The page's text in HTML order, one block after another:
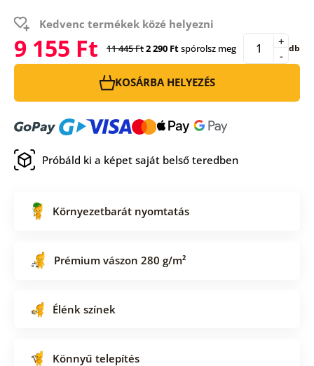
Kedvenc termékek közé helyezni
9 155 Ft 11 445 Ft2 290 Ftspórolsz meg -
+ db
KOSÁRBA HELYEZÉS
Próbáld ki a képet saját belső teredben
Környezetbarát nyomtatás
Prémium vászon 280 g/m²
Élénk színek
Könnyű telepítés